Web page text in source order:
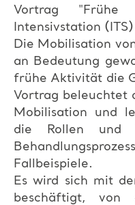
Vortrag
Intensivstation
Die Mobilisation
an Bedeutung
frühe Aktivität die
Vortrag beleuchtet
Mobilisation und
die Rollen und
Fallbeispiele.
Es wird sich mit
beschäftigt, von